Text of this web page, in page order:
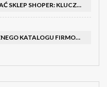
JAK SKUTECZNIE POZYCJONOWAĆ SKLEP SHOPER: KLUCZOWE KROKI I STRATEGIE
KLUCZOWE ELEMENTY SKUTECZNEGO KATALOGU FIRMOWEGO I BROSZURY